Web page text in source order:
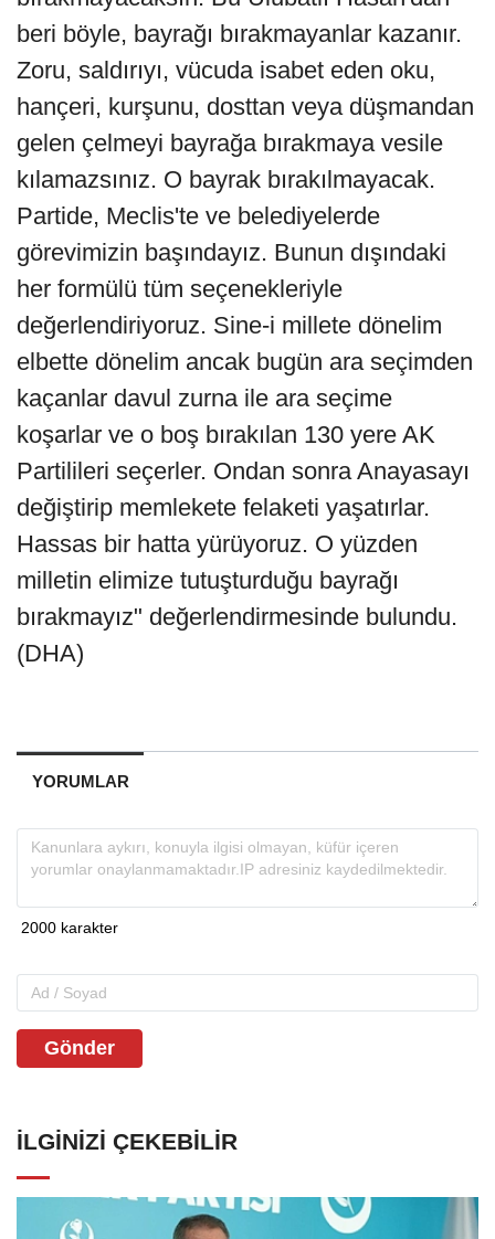
beri böyle, bayrağı bırakmayanlar kazanır.
Zoru, saldırıyı, vücuda isabet eden oku,
hançeri, kurşunu, dosttan veya düşmandan
gelen çelmeyi bayrağa bırakmaya vesile
kılamazsınız. O bayrak bırakılmayacak.
Partide, Meclis'te ve belediyelerde
görevimizin başındayız. Bunun dışındaki
her formülü tüm seçenekleriyle
değerlendiriyoruz. Sine-i millete dönelim
elbette dönelim ancak bugün ara seçimden
kaçanlar davul zurna ile ara seçime
koşarlar ve o boş bırakılan 130 yere AK
Partilileri seçerler. Ondan sonra Anayasayı
değiştirip memlekete felaketi yaşatırlar.
Hassas bir hatta yürüyoruz. O yüzden
milletin elimize tutuşturduğu bayrağı
bırakmayız" değerlendirmesinde bulundu.
(DHA)
YORUMLAR
Gönder
İLGINIZI ÇEKEBILIR